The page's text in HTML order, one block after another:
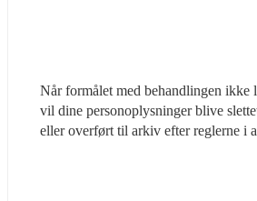
Når formålet med behandlingen ikke
vil dine personoplysninger blive
eller overført til arkiv efter reglerne i